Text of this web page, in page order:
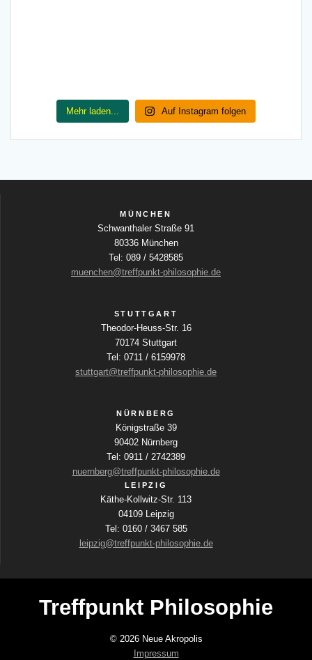
Mehr laden... Auf Instagram folgen
MÜNCHEN
Schwanthaler Straße 91
80336 München
Tel: 089 / 5428585
muenchen@treffpunkt-philosophie.de
STUTTGART
Theodor-Heuss-Str. 16
70174 Stuttgart
Tel: 0711 / 6159978
stuttgart@treffpunkt-philosophie.de
NÜRNBERG
Königstraße 39
90402 Nürnberg
Tel: 0911 / 2742389
nuernberg@treffpunkt-philosophie.de
LEIPZIG
Käthe-Kollwitz-Str. 113
04109 Leipzig
Tel: 0160 / 3467 585
leipzig@treffpunkt-philosophie.de
Treffpunkt Philosophie
© 2026 Neue Akropolis
Impressum